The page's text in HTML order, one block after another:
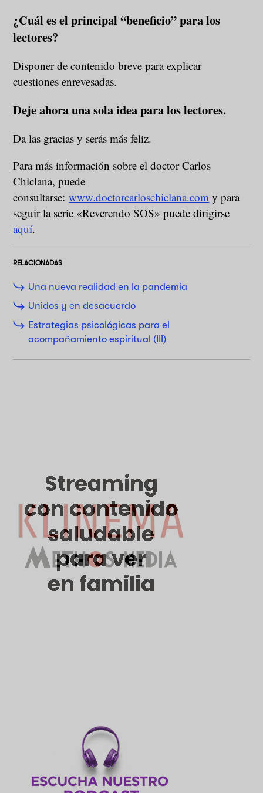
¿Cuál es el principal “beneficio” para los
lectores?
Disponer de contenido breve para explicar
cuestiones enrevesadas.
Deje ahora una sola idea para los lectores.
Da las gracias y serás más feliz.
Para más información sobre el doctor Carlos
Chiclana, puede
consultarse:www.doctorcarloschiclana.com y para
seguir la serie «Reverendo SOS» puede dirigirse
aquí.
RELACIONADAS
Una nueva realidad en la pandemia
Unidos y en desacuerdo
Estrategias psicológicas para el
acompañamiento espiritual (III)